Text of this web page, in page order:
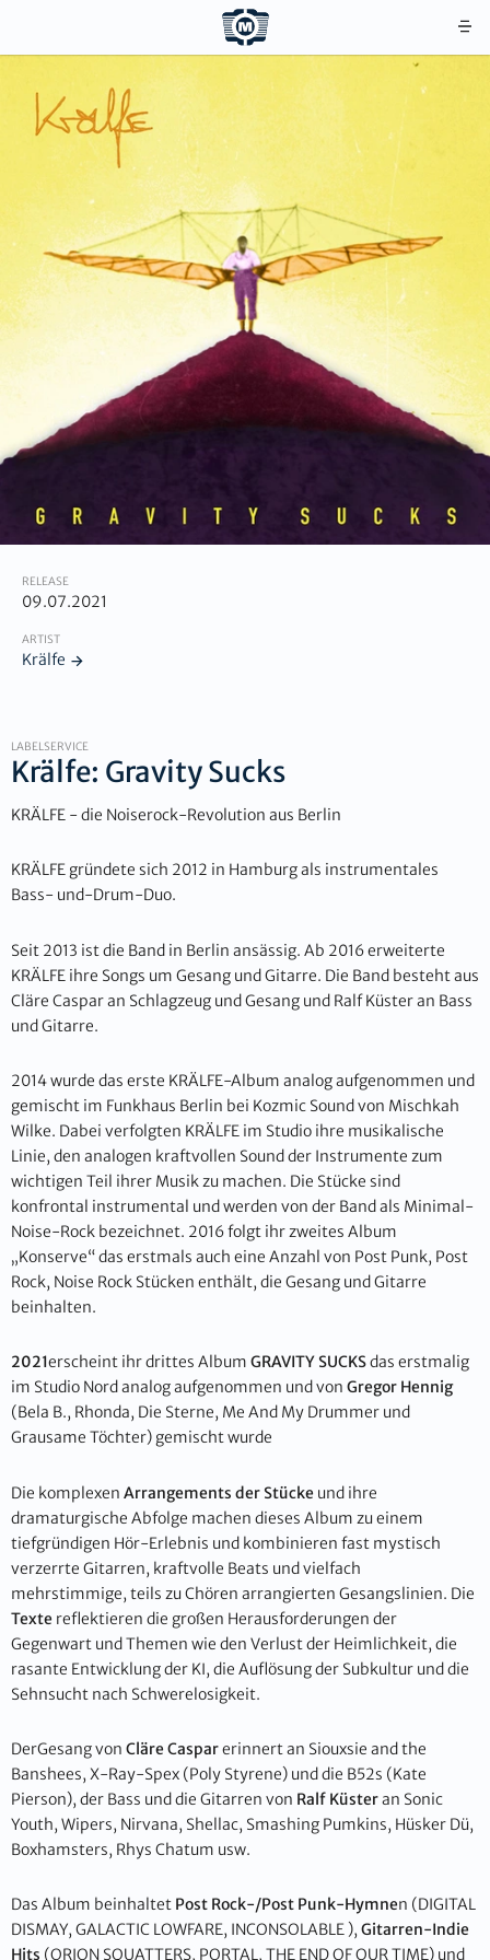
RELEASE
09.07.2021
ARTIST
Krälfe
LABELSERVICE
Krälfe: Gravity Sucks
KRÄLFE - die Noiserock-Revolution aus Berlin
KRÄLFE gründete sich 2012 in Hamburg als instrumentales
Bass- und-Drum-Duo.
Seit 2013 ist die Band in Berlin ansässig. Ab 2016 erweiterte
KRÄLFE ihre Songs um Gesang und Gitarre. Die Band besteht aus
Cläre Caspar an Schlagzeug und Gesang und Ralf Küster an Bass
und Gitarre.
2014 wurde das erste KRÄLFE-Album analog aufgenommen und
gemischt im Funkhaus Berlin bei Kozmic Sound von Mischkah
Wilke. Dabei verfolgten KRÄLFE im Studio ihre musikalische
Linie, den analogen kraftvollen Sound der Instrumente zum
wichtigen Teil ihrer Musik zu machen. Die Stücke sind
konfrontal instrumental und werden von der Band als Minimal-
Noise-Rock bezeichnet. 2016 folgt ihr zweites Album
„Konserve“ das erstmals auch eine Anzahl von Post Punk, Post
Rock, Noise Rock Stücken enthält, die Gesang und Gitarre
beinhalten.
2021erscheint ihr drittes Album GRAVITY SUCKSdas erstmalig
im Studio Nord analog aufgenommen und von Gregor Hennig
(Bela B., Rhonda, Die Sterne, Me And My Drummer und
Grausame Töchter) gemischt wurde
Die komplexen Arrangements der Stücke und ihre
dramaturgische Abfolge machen dieses Album zu einem
tiefgründigen Hör-Erlebnis und kombinieren fast mystisch
verzerrte Gitarren, kraftvolle Beats und vielfach
mehrstimmige, teils zu Chören arrangierten Gesangslinien. Die
Texte reflektieren die großen Herausforderungen der
Gegenwart und Themen wie den Verlust der Heimlichkeit, die
rasante Entwicklung der KI, die Auflösung der Subkultur und die
Sehnsucht nach Schwerelosigkeit.
DerGesang von Cläre Casparerinnert an Siouxsie and the
Banshees, X-Ray-Spex (Poly Styrene) und die B52s (Kate
Pierson), der Bass und die Gitarren von Ralf Küsteran Sonic
Youth, Wipers, Nirvana, Shellac, Smashing Pumkins, Hüsker Dü,
Boxhamsters, Rhys Chatum usw.
Das Album beinhaltet Post Rock-/Post Punk-Hymnen (DIGITAL
DISMAY, GALACTIC LOWFARE, INCONSOLABLE ), Gitarren-Indie
Hits (ORION SQUATTERS, PORTAL, THE END OF OUR TIME) und